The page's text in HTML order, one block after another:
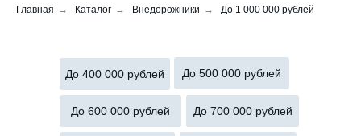
Главная → Каталог → Внедорожники → До 1 000 000 рублей
До 500 000 рублей
До 600 000 рублей До 700 000 рублей
До 400 000 рублей